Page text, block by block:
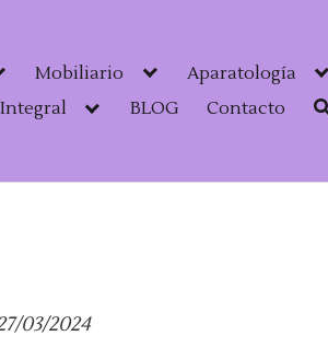
Mobiliario
Aparatología
BLOG Contacto
03/2024